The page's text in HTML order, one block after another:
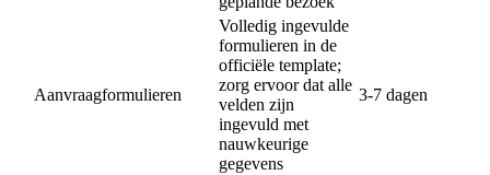
Aanvraagformulieren
Volledig ingevulde
formulieren in de
officiële template;
zorg ervoor dat alle
velden zijn
ingevuld met
nauwkeurige
gegevens
3-7 dagen